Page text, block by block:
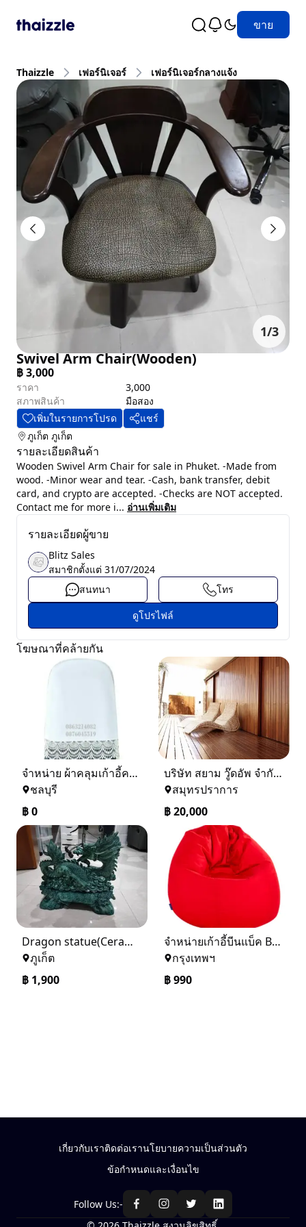
ขาย
Thaizzle เฟอร์นิเจอร์ เฟอร์นิเจอร์กลางแจ้ง
1/3
Swivel Arm Chair(Wooden)
฿3,000
ราคา
3,000
สภาพสินค้า
มือสอง
เพิ่มในรายการโปรด
แชร์
ภูเก็ต ภูเก็ต
รายละเอียดสินค้า
Wooden Swivel Arm Chair for sale in Phuket. -Made from
wood. -Minor wear and tear. -Cash, bank transfer, debit
card, and crypto are accepted. -Checks are NOT accepted.
Contact me for more i... อ่านเพิ่มเติม
รายละเอียดผู้ขาย
Blitz Sales
สมาชิกตั้งแต่ 31/07/2024
สนทนา
โทร
ดูโปรไฟล์
โฆษณาที่คล้ายกัน
จำหน่าย ผ้าคลุมเก้าอี้ครึ่งตัวปลอกเก้าอี้ครึ่งตัว ผ้าคลุมพนักเก้าอี้ โทร 086 3214082 จัดส่งทั่วประเทศ
ชลบุรี
฿0
บริษัท สยาม วู๊ดอัพ จำกัด รับผลิต-จำหน่าย ไม้เนื้อแข็ง ไม้จ๊อย
สมุทรปราการ
฿20,000
Dragon statue(Ceramic)
ภูเก็ต
฿ 1,900
จำหน่ายเก้าอี้บีนแบ็ค Beanbag หลายทรง หลายแบบ หลากสี ทั้งปลีก-ส่ง
กรุงเทพฯ
฿990
เกี่ยวกับเราติดต่อเรานโยบายความเป็นส่วนตัว
ข้อกำหนดและเงื่อนไข
Follow Us:-